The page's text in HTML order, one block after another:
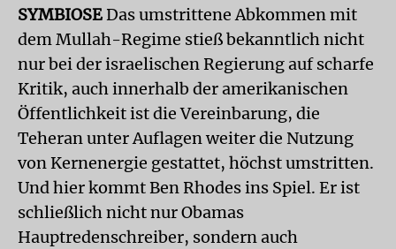
SYMBIOSEDas umstrittene Abkommen mit
dem Mullah-Regime stieß bekanntlich nicht
nur bei der israelischen Regierung auf scharfe
Kritik, auch innerhalb der amerikanischen
Öffentlichkeit ist die Vereinbarung, die
Teheran unter Auflagen weiter die Nutzung
von Kernenergie gestattet, höchst umstritten.
Und hier kommt Ben Rhodes ins Spiel. Er ist
schließlich nicht nur Obamas
Hauptredenschreiber, sondern auch